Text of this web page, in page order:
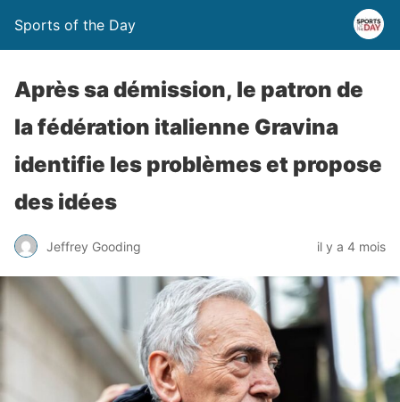
Sports of the Day
Après sa démission, le patron de
la fédération italienne Gravina
identifie les problèmes et propose
des idées
Jeffrey Gooding il y a 4 mois